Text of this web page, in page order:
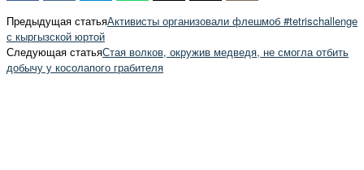
Предыдущая статьяАктивисты организовали флешмоб #tetrischallenge
с кыргызской юртой
Следующая статьяСтая волков, окружив медведя, не смогла отбить
добычу у косолапого грабителя